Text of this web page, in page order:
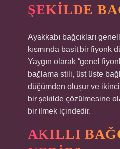
ŞEKILDE
Ayakkabı bağcıkları
kısmında basit bir fiyonk
Yaygın olarak “genel
bağlama stili, üst üste
düğümden oluşur ve ikinci
bir şekilde çözülmesine
bir ilmek içindedir.
AKILLI